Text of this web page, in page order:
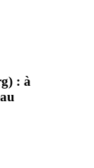
: à